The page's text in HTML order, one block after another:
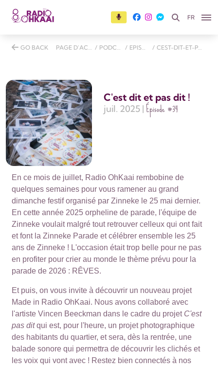
FR
GO BACK PAGE D'ACCUEIL / PODCASTS / EPISODES / CEST-DIT-ET-PAS-DIT
C'est dit et pas dit !
juil. 2025 | Épisode#34
En ce mois de juillet, Radio OhKaai rembobine de
quelques semaines pour vous ramener au grand
dimanche festif organisé par Zinneke le 25 mai dernier.
En cette année 2025 orpheline de parade, l'équipe de
Zinneke voulait malgré tout retrouver celleux qui ont fait
et font la Zinneke Parade et célébrer ensemble les 25
ans de Zinneke ! L'occasion était trop belle pour ne pas
en profiter pour crier au monde le thème prévu pour la
parade de 2026 : RÊVES.
Et puis, on vous invite à découvrir un nouveau projet
Made in Radio OhKaai. Nous avons collaboré avec
l'artiste Vincen Beeckman dans le cadre du projet C'est
pas ditqui est, pour l'heure, un projet photographique
des habitants du quartier, et sera, dès la rentrée, une
balade sonore qui permettra de découvrir les clichés et
les voix qui vont avec ! Restez bien connectés à nos